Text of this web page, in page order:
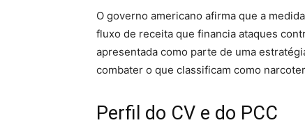
O governo americano afirma que a
fluxo de receita que financia ataques
apresentada como parte de uma
combater o que classificam como
Perfil do CV e do PCC